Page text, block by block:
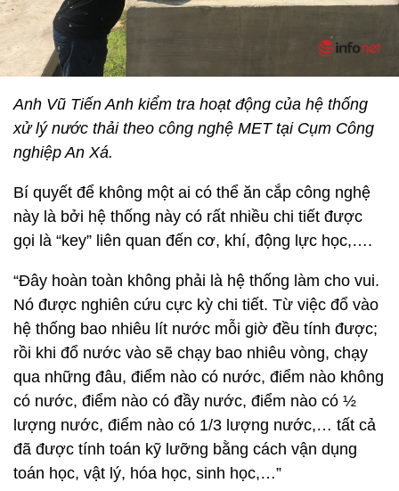
Anh Vũ Tiến Anh kiểm tra hoạt động của hệ thống
xử lý nước thải theo công nghệ MET tại Cụm Công
nghiệp An Xá.
Bí quyết để không một ai có thể ăn cắp công nghệ
này là bởi hệ thống này có rất nhiều chi tiết được
gọi là “key” liên quan đến cơ, khí, động lực học,….
“Đây hoàn toàn không phải là hệ thống làm cho vui.
Nó được nghiên cứu cực kỳ chi tiết. Từ việc đổ vào
hệ thống bao nhiêu lít nước mỗi giờ đều tính được;
rồi khi đổ nước vào sẽ chạy bao nhiêu vòng, chạy
qua những đâu, điểm nào có nước, điểm nào không
có nước, điểm nào có đầy nước, điểm nào có ½
lượng nước, điểm nào có 1/3 lượng nước,… tất cả
đã được tính toán kỹ lưỡng bằng cách vận dụng
toán học, vật lý, hóa học, sinh học,…”